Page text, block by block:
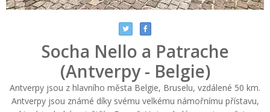
Socha Nello a Patrache
(Antverpy - Belgie)
Antverpy jsou z hlavního města Belgie, Bruselu, vzdálené 50 km.
Antverpy jsou známé díky svému velkému námořnímu přístavu,